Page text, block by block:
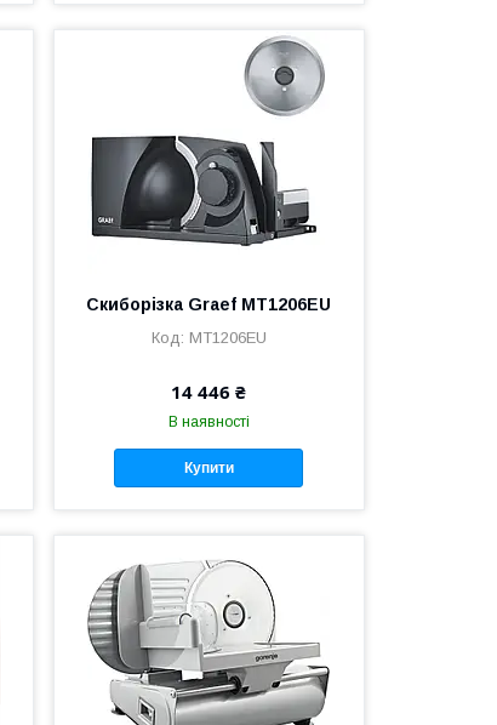
Скиборізка Graef MT1206EU
MT1206EU
14 446 ₴
В наявності
Купити